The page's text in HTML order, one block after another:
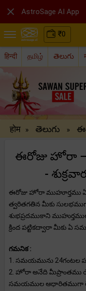
₹0
हिन्दी தமிழ் తెలుగు
होम » తెలుగు »
ఈరోజు హోరా –
-
ఈరోజు హోరా ముహూర్తము
త్వరితగతిన మీకు
శుభప్రదముకాని
క్రింద పట్టికద్వారా మీకు ఏ
గమనిక :
1. సమయమును 24గంటల
2. హోరా అనేది మీప్రాంతము
సమయముల ఆధారితముగా
 AstroSage AI App